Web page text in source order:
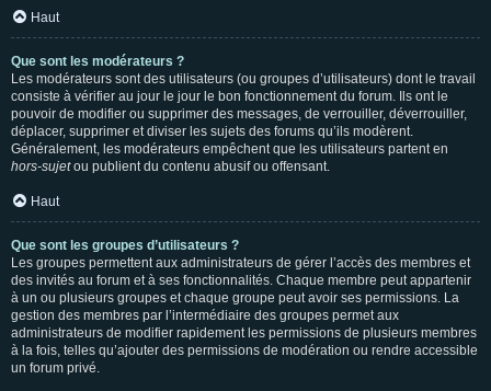
Haut
Que sont les modérateurs ?
Les modérateurs sont des utilisateurs (ou groupes d’utilisateurs) dont le travail
consiste à vérifier au jour le jour le bon fonctionnement du forum. Ils ont le
pouvoir de modifier ou supprimer des messages, de verrouiller, déverrouiller,
déplacer, supprimer et diviser les sujets des forums qu’ils modèrent.
Généralement, les modérateurs empêchent que les utilisateurs partent en
hors-sujetou publient du contenu abusif ou offensant.
Haut
Que sont les groupes d’utilisateurs ?
Les groupes permettent aux administrateurs de gérer l’accès des membres et
des invités au forum et à ses fonctionnalités. Chaque membre peut appartenir
à un ou plusieurs groupes et chaque groupe peut avoir ses permissions. La
gestion des membres par l’intermédiaire des groupes permet aux
administrateurs de modifier rapidement les permissions de plusieurs membres
à la fois, telles qu’ajouter des permissions de modération ou rendre accessible
un forum privé.